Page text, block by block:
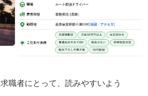
職者にとって、読みやすいよう